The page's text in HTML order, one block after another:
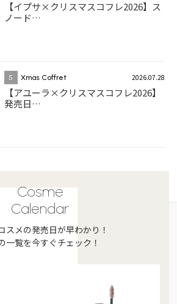
【イプサ×クリスマスコフレ2026】ス
ノード…
5 Xmas Coffret 2026.07.28
【アユーラ×クリスマスコフレ2026】
発売日…
Cosme
Calendar
スメの発売日が早わかり！
一覧を今すぐチェック！